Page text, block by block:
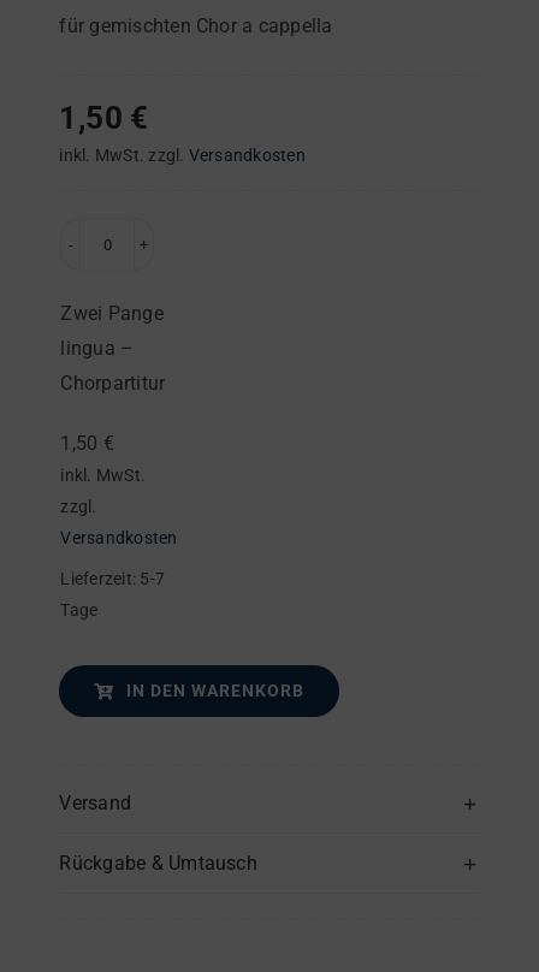
für gemischten Chor a cappella
1,50 €
inkl. MwSt. zzgl. Versandkosten
lingua
Menge
Zwei Pange
lingua –
Chorpartitur
1,50 €
inkl. MwSt.
zzgl.
Versandkosten
Lieferzeit: 5-7
Tage
IN DEN WARENKORB
Versand
Rückgabe & Umtausch